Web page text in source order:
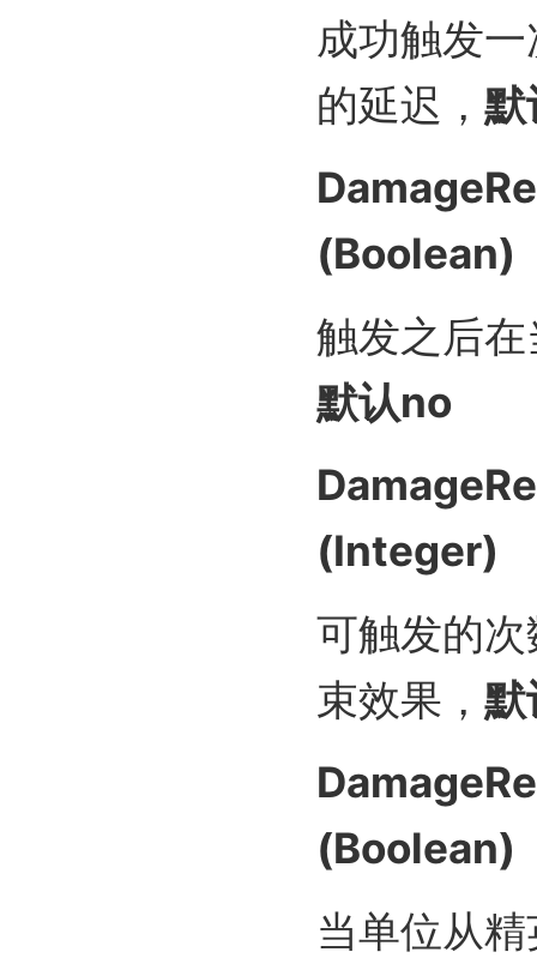
成功触发
的延迟，
(Boolean)
触发之后
默认no
(Integer)
可触发的
束效果， 默
(Boolean)
当单位从